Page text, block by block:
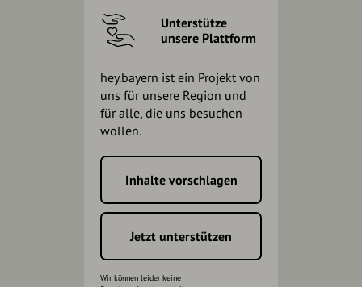
Unterstütze
unsere Plattform
hey.bayern ist ein Projekt von
uns für unsere Region und
für alle, die uns besuchen
wollen.
Inhalte vorschlagen
Jetzt unterstützen
Wir können leider keine